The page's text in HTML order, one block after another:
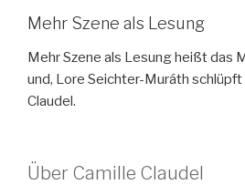
Mehr Szene als Lesung
Mehr Szene als Lesung heißt das
und, Lore Seichter-Muráth schlüpft
Claudel.
Über Camille Claudel